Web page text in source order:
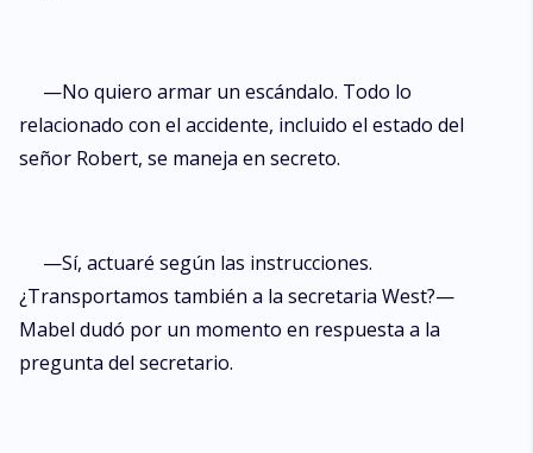
—No quiero armar un escándalo. Todo lo
relacionado con el accidente, incluido el estado del
señor Robert, se maneja en secreto.
—Sí, actuaré según las instrucciones.
¿Transportamos también a la secretaria West?—
Mabel dudó por un momento en respuesta a la
pregunta del secretario.